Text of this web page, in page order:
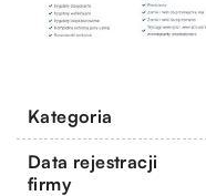
Kategoria
Data rejestracji
firmy